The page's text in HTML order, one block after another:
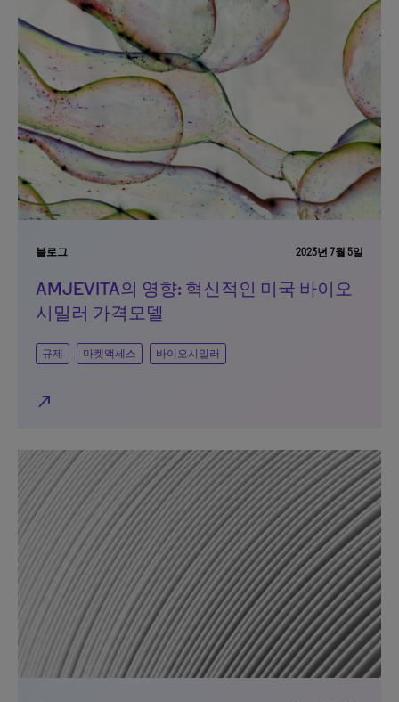
블로그 2023년 7월 5일
AMJEVITA의 영향: 혁신적인 미국 바이오
시밀러 가격모델
규제 마켓액세스 바이오시밀러
north_east